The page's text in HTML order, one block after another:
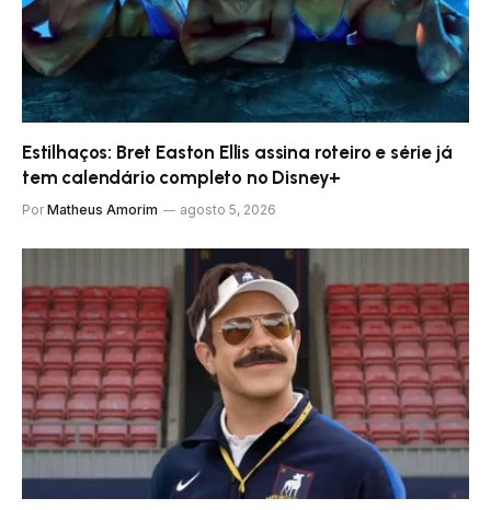
Estilhaços: Bret Easton Ellis assina roteiro e série já
tem calendário completo no Disney+
Por Matheus Amorim agosto 5, 2026